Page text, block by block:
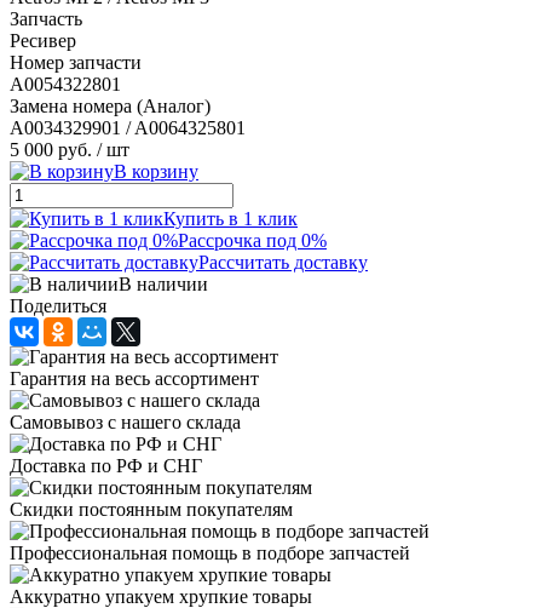
Запчасть
Ресивер
Номер запчасти
A0054322801
Замена номера (Аналог)
A0034329901 / A0064325801
5 000 руб. / шт
В корзину
Купить в 1 клик
Рассрочка под 0%
Рассчитать доставку
В наличии
Поделиться
Гарантия на весь ассортимент
Самовывоз с нашего склада
Доставка по РФ и СНГ
Скидки постоянным покупателям
Профессиональная помощь в подборе запчастей
Аккуратно упакуем хрупкие товары